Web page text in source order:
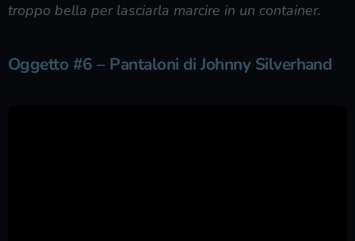
troppo bella per lasciarla marcire in un container.
Oggetto #6 – Pantaloni di Johnny Silverhand